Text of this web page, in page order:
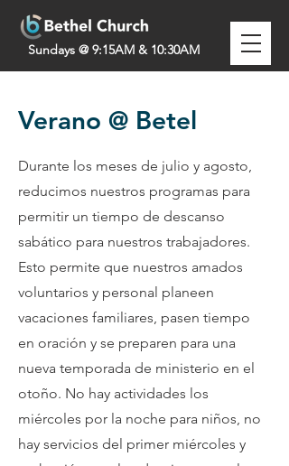
Sundays @ 9:15AM & 10:30AM
Verano @ Betel
Durante los meses de julio y agosto,
reducimos nuestros programas para
permitir un tiempo de descanso
sabático para nuestros trabajadores.
Esto permite que nuestros amados
voluntarios y personal planeen
vacaciones familiares, pasen tiempo
en oración y se preparen para una
nueva temporada de ministerio en el
otoño. No hay actividades los
miércoles por la noche para niños, no
hay servicios del primer miércoles y